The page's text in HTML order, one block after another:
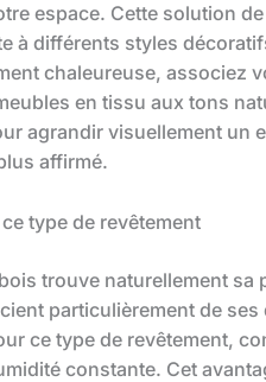
espace. Cette solution
à différents styles
chaleureuse, associez
en tissu aux tons
agrandir visuellement un
affirmé.
type de revêtement
trouve naturellement
particulièrement de
ce type de revêtement,
constante. Cet